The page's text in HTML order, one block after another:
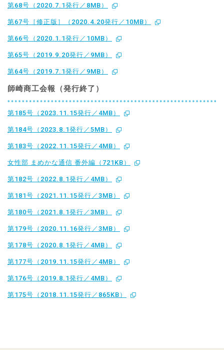
第68号（2020.7.1発行／8MB）
第67号［修正版］（2020.4.20発行／10MB）
第66号（2020.1.1発行／10MB）
第65号（2019.9.20発行／9MB）
第64号（2019.7.1発行／9MB）
師崎商工会報（発行終了）
第185号（2023.11.15発行／4MB）
第184号（2023.8.1発行／5MB）
第183号（2022.11.15発行／4MB）
女性部 まめかな通信 番外編（721KB）
第182号（2022.8.1発行／4MB）
第181号（2021.11.15発行／3MB）
第180号（2021.8.1発行／3MB）
第179号（2020.11.16発行／3MB）
第178号（2020.8.1発行／4MB）
第177号（2019.11.15発行／4MB）
第176号（2019.8.1発行／4MB）
第175号（2018.11.15発行／865KB）